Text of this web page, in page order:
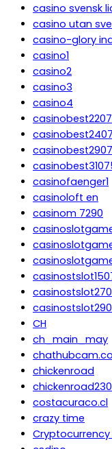
casino svensk
casino utan
casino-glory
casino1
casino2
casino3
casino4
casinofaenger1
casinoloft en
casinom 7290
CH
ch_main_may
chickenroad
costacuraco.cl
crazy time